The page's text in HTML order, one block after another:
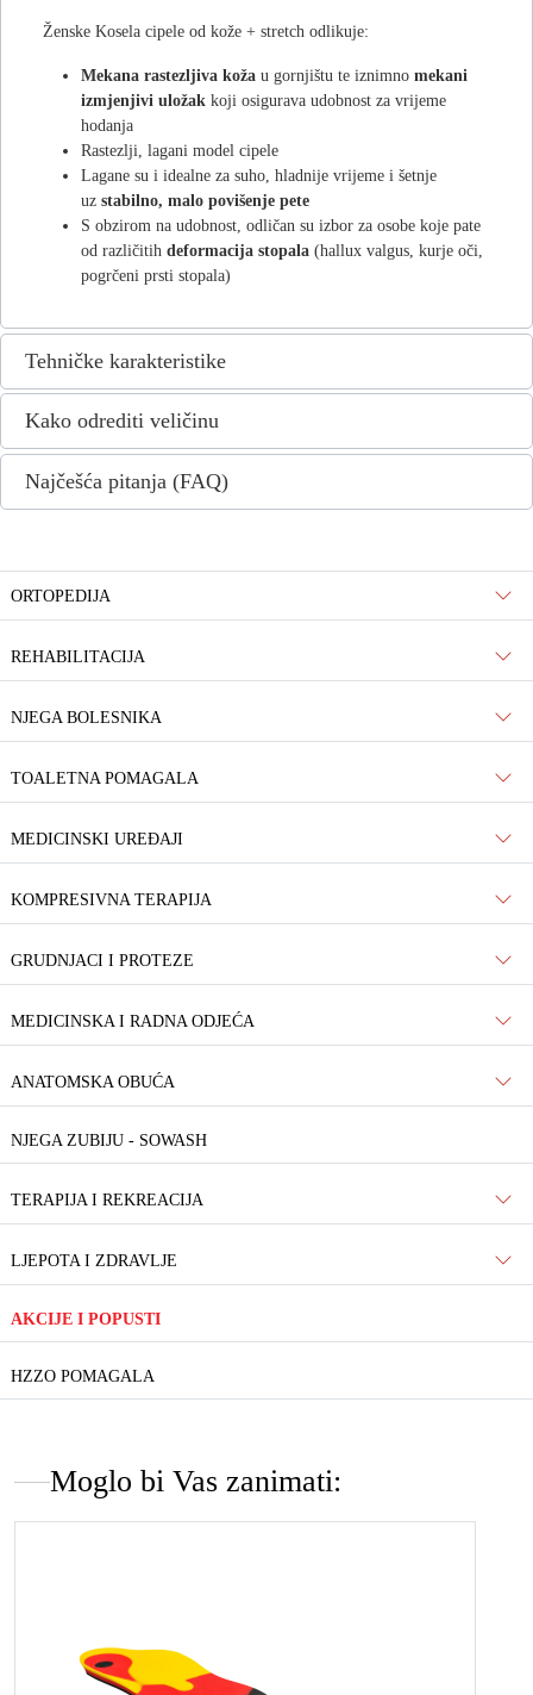
ORTOPEDIJA
REHABILITACIJA
NJEGA BOLESNIKA
TOALETNA POMAGALA
MEDICINSKI UREĐAJI
KOMPRESIVNA TERAPIJA
GRUDNJACI I PROTEZE
MEDICINSKA I RADNA ODJEĆA
ANATOMSKA OBUĆA
NJEGA ZUBIJU - SOWASH
TERAPIJA I REKREACIJA
LJEPOTA I ZDRAVLJE
AKCIJE I POPUSTI
HZZO POMAGALA
Ženske Kosela cipele od kože + stretch odlikuje:
Mekana rastezljiva koža u gornjištu te iznimno mekani
izmjenjivi uložak koji osigurava udobnost za vrijeme
hodanja
Rastezlji, lagani model cipele
Lagane su i idealne za suho, hladnije vrijeme i šetnje
uz stabilno, malo povišenje pete
S obzirom na udobnost, odličan su izbor za osobe koje pate
od različitih deformacija stopala (hallux valgus, kurje oči,
pogrčeni prsti stopala)
Tehničke karakteristike
Kako odrediti veličinu
Najčešća pitanja (FAQ)
Moglo bi Vas zanimati: